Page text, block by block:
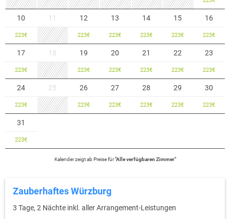
10
223€
11 12
223€
13
223€
14
223€
15
223€
16
223€
17
223€
18 19
223€
20
223€
21
223€
22
223€
23
223€
24
223€
25 26
223€
27
223€
28
223€
29
223€
30
223€
31
223€
Kalender zeigtab Preise für"Alle verfügbaren Zimmer"
Zauberhaftes Würzburg
3 Tage, 2 Nächte inkl. aller Arrangement-Leistungen